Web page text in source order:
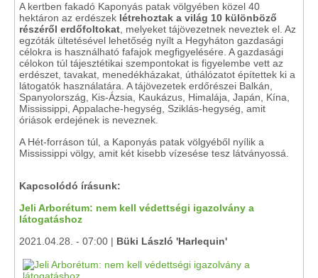
A kertben fakadó Kaponyás patak völgyében közel 40
hektáron az erdészek létrehoztak a világ 10 különböző
részéről erdőfoltokat , melyeket tájövezetnek neveztek el. Az
egzóták ültetésével lehetőség nyílt a Hegyháton gazdasági
célokra is használható fafajok megfigyelésére. A gazdasági
célokon túl tájesztétikai szempontokat is figyelembe vett az
erdészet, tavakat, menedékházakat, úthálózatot építettek ki a
látogatók használatára. A tájövezetek erdőrészei Balkán,
Spanyolország, Kis-Ázsia, Kaukázus, Himalája, Japán, Kína,
Mississippi, Appalache-hegység, Sziklás-hegység, amit
óriások erdejének is neveznek.
A Hét-forráson túl, a Kaponyás patak völgyéből nyílik a
Mississippi völgy, amit két kisebb vízesése tesz látványossá.
Kapcsolódó írásunk:
Jeli Arborétum: nem kell védettségi igazolvány a
látogatáshoz
2021.04.28. - 07:00 | Büki László 'Harlequin'